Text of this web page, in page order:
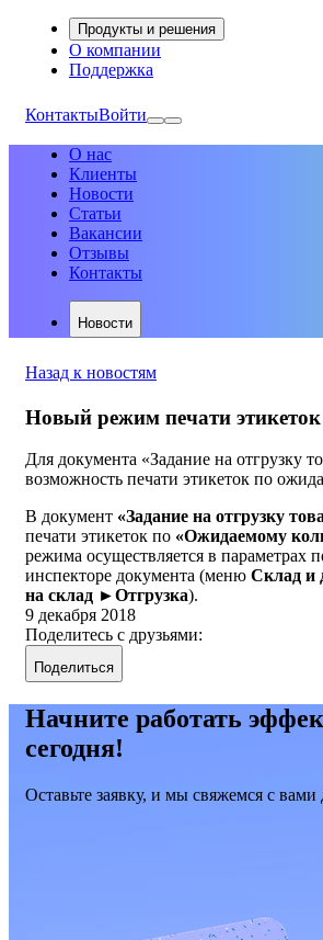
Продукты и решения
О компании
Поддержка
КонтактыВойти
О нас
Клиенты
Новости
Статьи
Вакансии
Отзывы
Контакты
Новости
Назад к новостям
Новый режим печати этикеток
Для документа «Задание на отгрузку
возможность печати этикеток по
В документ «Задание на отгрузку
печати этикеток по «Ожидаемому
режима осуществляется в параметрах
инспекторе документа (меню Склад и
на склад ►Отгрузка).
9 декабря 2018
Поделитесь с друзьями:
Поделиться
Начните работать
сегодня!
Оставьте заявку, и мы свяжемся с вами